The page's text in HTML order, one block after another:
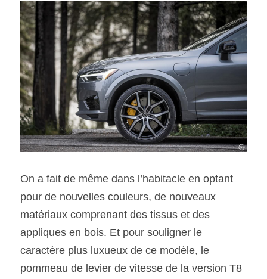
On a fait de même dans l’habitacle en optant
pour de nouvelles couleurs, de nouveaux
matériaux comprenant des tissus et des
appliques en bois. Et pour souligner le
caractère plus luxueux de ce modèle, le
pommeau de levier de vitesse de la version T8